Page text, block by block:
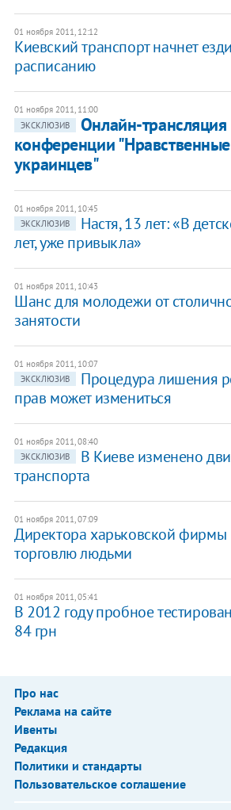
01 ноября 2011, 12:12
Киевский транспорт начнет
расписанию
01 ноября 2011, 11:00
ЭКСКЛЮЗИВ
Онлайн-трансляция
конференции
украинцев"
01 ноября 2011, 10:45
ЭКСКЛЮЗИВ
Настя, 13 лет: «В
лет, уже привыкла»
01 ноября 2011, 10:43
Шанс для молодежи от
занятости
01 ноября 2011, 10:07
ЭКСКЛЮЗИВ
Процедура лишения
прав может измениться
01 ноября 2011, 08:40
ЭКСКЛЮЗИВ
​В Киеве изменено
транспорта
01 ноября 2011, 07:09
Директора харьковской фирмы
торговлю людьми
01 ноября 2011, 05:41
В 2012 году пробное
84 грн
Про нас
Реклама на сайте
Ивенты
Редакция
Политики и стандарты
Пользовательское соглашение